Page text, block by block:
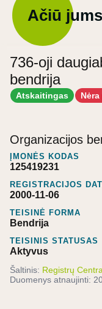
Ačiū
736-oji
bendrija
Atskaitingas
Organizacijos
ĮMONĖS KODAS
125419231
REGISTRACIJOS
2000-11-06
TEISINĖ FORMA
Bendrija
TEISINIS STATUSAS
Aktyvus
Šaltinis: Registrų
Duomenys atnaujinti: